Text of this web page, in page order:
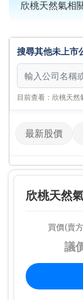
欣桃天然氣相
搜尋其他未上市
搜尋其他未上市
目前查看：欣桃天
最新股價
欣桃天然
買價(賣
議